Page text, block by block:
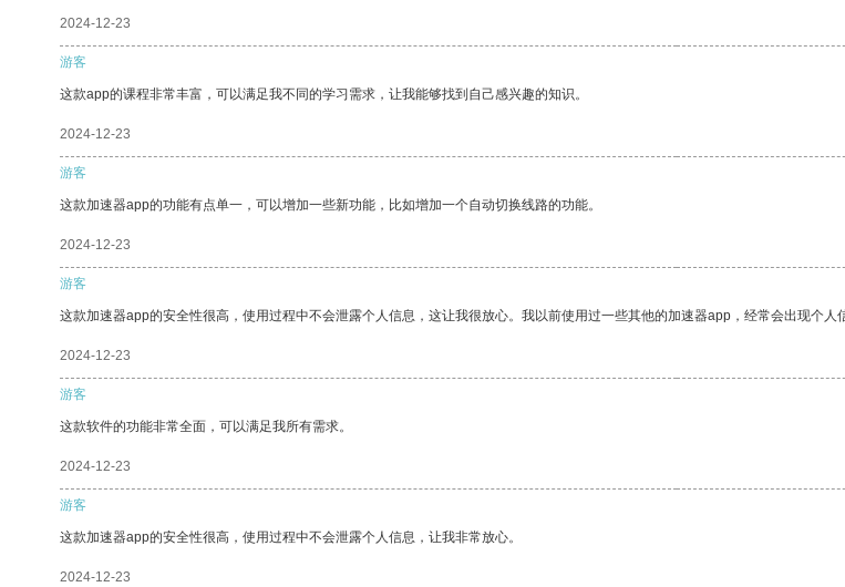
2024-12-23
游客
这款app的课程非常丰富，可以满足我不同的学习需求，让我能够找到自己感兴趣的知识。
2024-12-23
游客
这款加速器app的功能有点单一，可以增加一些新功能，比如增加一个自动切换线路的功能。
2024-12-23
游客
这款加速器app的安全性很高，使用过程中不会泄露个人信息，这让我很放心。我以前使用过一些其他的加速器app，经常会出现个人
2024-12-23
游客
这款软件的功能非常全面，可以满足我所有需求。
2024-12-23
游客
这款加速器app的安全性很高，使用过程中不会泄露个人信息，让我非常放心。
2024-12-23